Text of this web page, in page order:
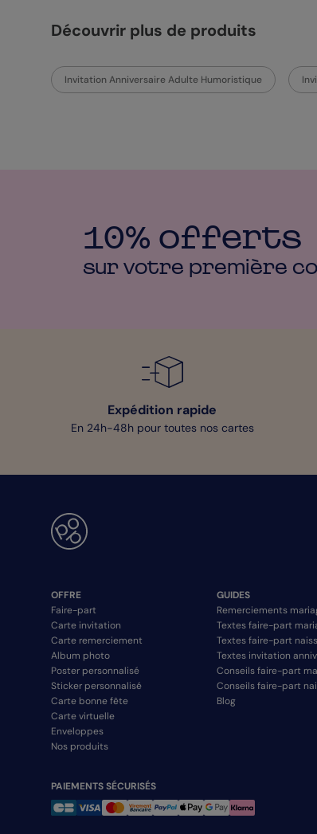
Découvrir plus de produits
Invitation Anniversaire Adulte Humoristique
10% offerts
sur votre première
Expédition rapide
En 24h-48h pour toutes nos cartes
OFFRE
Faire-part
Carte invitation
Carte remerciement
Album photo
Poster personnalisé
Sticker personnalisé
Carte bonne fête
Carte virtuelle
Enveloppes
Nos produits
GUIDES
Remerciements
Textes faire-part
Textes faire-part
Textes invitation
Conseils faire-part
Conseils faire-part
Blog
PAIEMENTS SÉCURISÉS